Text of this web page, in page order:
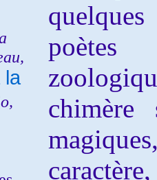
la
poètes
chimère